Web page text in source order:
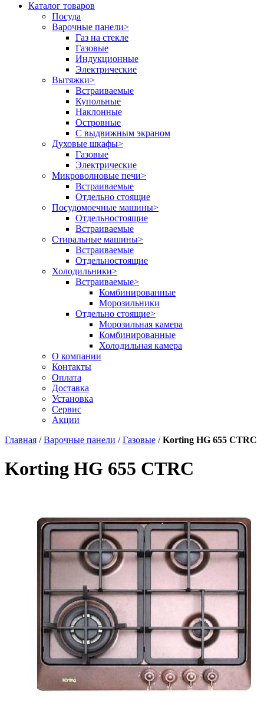
Каталог товаров
Посуда
Варочные панели>
Газ на стекле
Газовые
Индукционные
Электрические
Вытяжки>
Встраиваемые
Купольные
Наклонные
Островные
С выдвижным экраном
Духовые шкафы>
Газовые
Электрические
Микроволновые печи>
Встраиваемые
Отдельно стоящие
Посудомоечные машины>
Отдельностоящие
Встраиваемые
Стиральные машины>
Встраиваемые
Отдельностоящие
Холодильники>
Встраиваемые>
Комбинированные
Морозильники
Отдельно стоящие>
Морозильная камера
Комбинированные
Холодильная камера
О компании
Контакты
Оплата
Доставка
Установка
Сервис
Акции
Главная /Варочные панели /Газовые /Korting HG 655 CTRC
Korting HG 655 CTRC